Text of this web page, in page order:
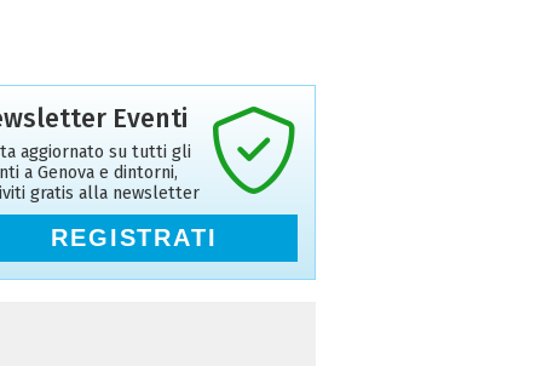
Eventi
aggiornato su tutti gli
a Genova e dintorni,
gratis alla newsletter
REGISTRATI